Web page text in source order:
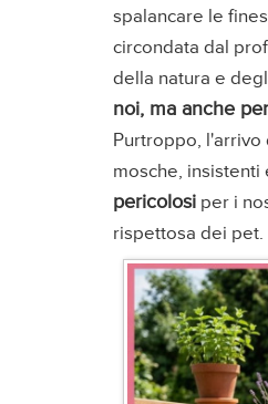
spalancare le
circondata dal
della natura e
noi, ma anche
Purtroppo,
mosche,
pericolosi per i
rispettosa dei